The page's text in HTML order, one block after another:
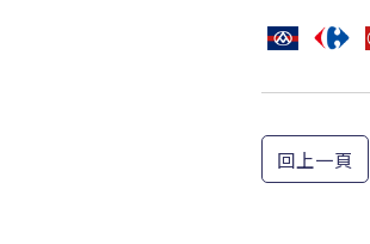
回上一頁